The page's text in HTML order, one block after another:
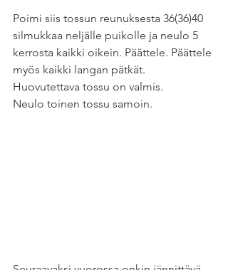
Poimi siis tossun reunuksesta 36(36)40
silmukkaa neljälle puikolle ja neulo 5
kerrosta kaikki oikein. Päättele. Päättele
myös kaikki langan pätkät.
Huovutettava tossu on valmis.
Neulo toinen tossu samoin.